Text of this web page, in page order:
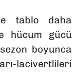
tablo daha
hücum gücü
boyunca
lacivertlileri